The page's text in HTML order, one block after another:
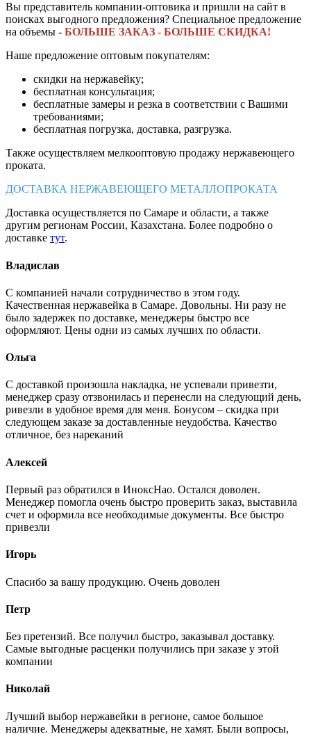
Вы представитель компании-оптовика и пришли на сайт в
поисках выгодного предложения? Специальное предложение
на объемы - БОЛЬШЕ ЗАКАЗ - БОЛЬШЕ СКИДКА!
Наше предложение оптовым покупателям:
скидки на нержавейку;
бесплатная консультация;
бесплатные замеры и резка в соответствии с Вашими
требованиями;
бесплатная погрузка, доставка, разгрузка.
Также осуществляем мелкооптовую продажу нержавеющего
проката.
ДОСТАВКА НЕРЖАВЕЮЩЕГО МЕТАЛЛОПРОКАТА
Доставка осуществляется по Самаре и области, а также
другим регионам России, Казахстана. Более подробно о
доставке тут.
Владислав
С компанией начали сотрудничество в этом году.
Качественная нержавейка в Самаре. Довольны. Ни разу не
было задержек по доставке, менеджеры быстро все
оформляют. Цены одни из самых лучших по области.
Ольга
С доставкой произошла накладка, не успевали привезти,
менеджер сразу отзвонилась и перенесли на следующий день,
ривезли в удобное время для меня. Бонусом – скидка при
следующем заказе за доставленные неудобства. Качество
отличное, без нареканий
Алексей
Первый раз обратился в ИноксНао. Остался доволен.
Менеджер помогла очень быстро проверить заказ, выставила
счет и оформила все необходимые документы. Все быстро
привезли
Игорь
Спасибо за вашу продукцию. Очень доволен
Петр
Без претензий. Все получил быстро, заказывал доставку.
Самые выгодные расценки получились при заказе у этой
компании
Николай
Лучший выбор нержавейки в регионе, самое большое
наличие. Менеджеры адекватные, не хамят. Были вопросы,